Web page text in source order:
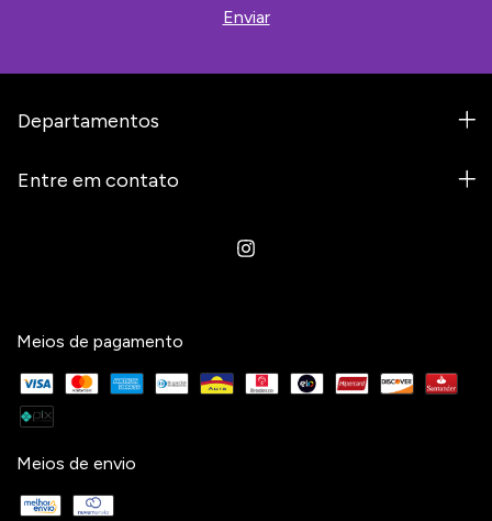
Departamentos
Entre em contato
Meios de pagamento
Meios de envio